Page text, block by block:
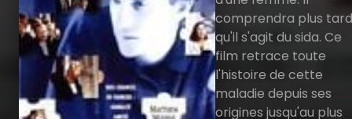
comprendra plus tard
qu'il s'agit du sida. Ce
film retrace toute
l'histoire de cette
maladie depuis ses
origines jusqu'au plus